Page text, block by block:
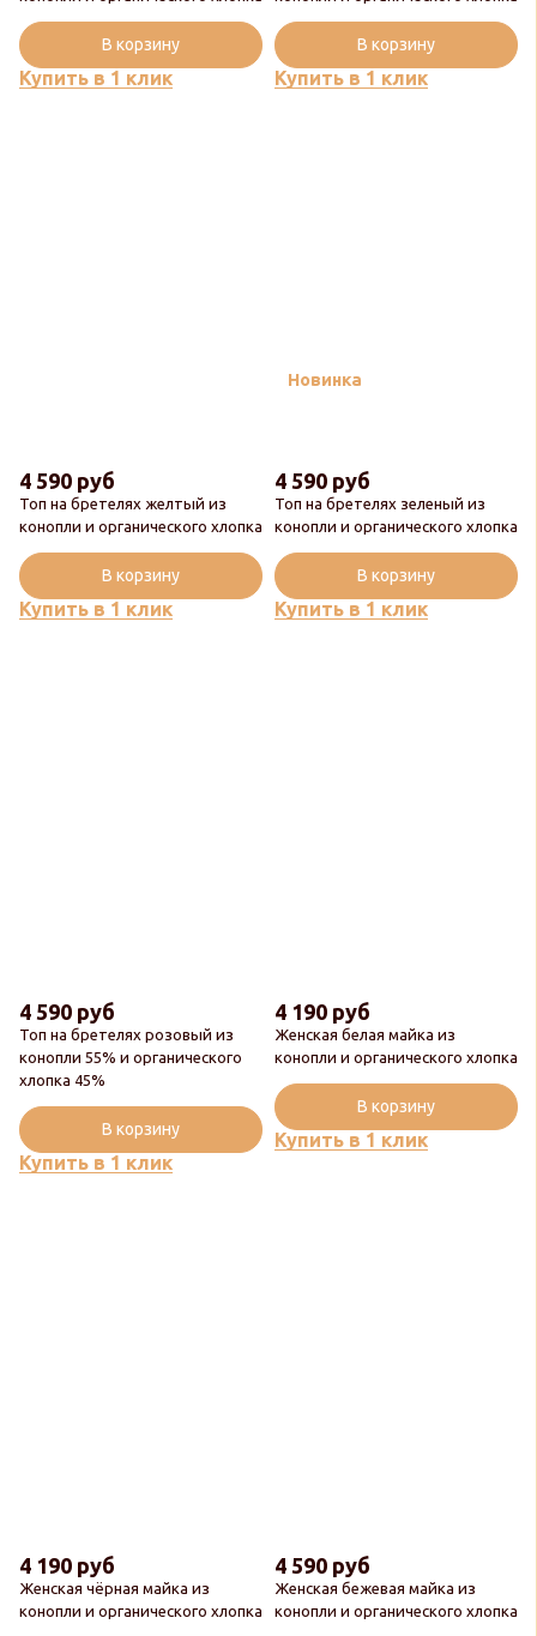
Купить в 1 клик
В корзину
Купить в 1 клик
В корзину
Топ на бретелях желтый из
конопли и органического хлопка
4 590 руб
Купить в 1 клик
В корзину
Новинка
Топ на бретелях зеленый из
конопли и органического хлопка
4 590 руб
Купить в 1 клик
В корзину
Топ на бретелях розовый из
конопли 55% и органического
хлопка 45%
4 590 руб
Купить в 1 клик
В корзину
Женская белая майка из
конопли и органического хлопка
4 190 руб
Купить в 1 клик
В корзину
Женская чёрная майка из
конопли и органического хлопка
4 190 руб
Женская бежевая майка из
конопли и органического хлопка
4 590 руб